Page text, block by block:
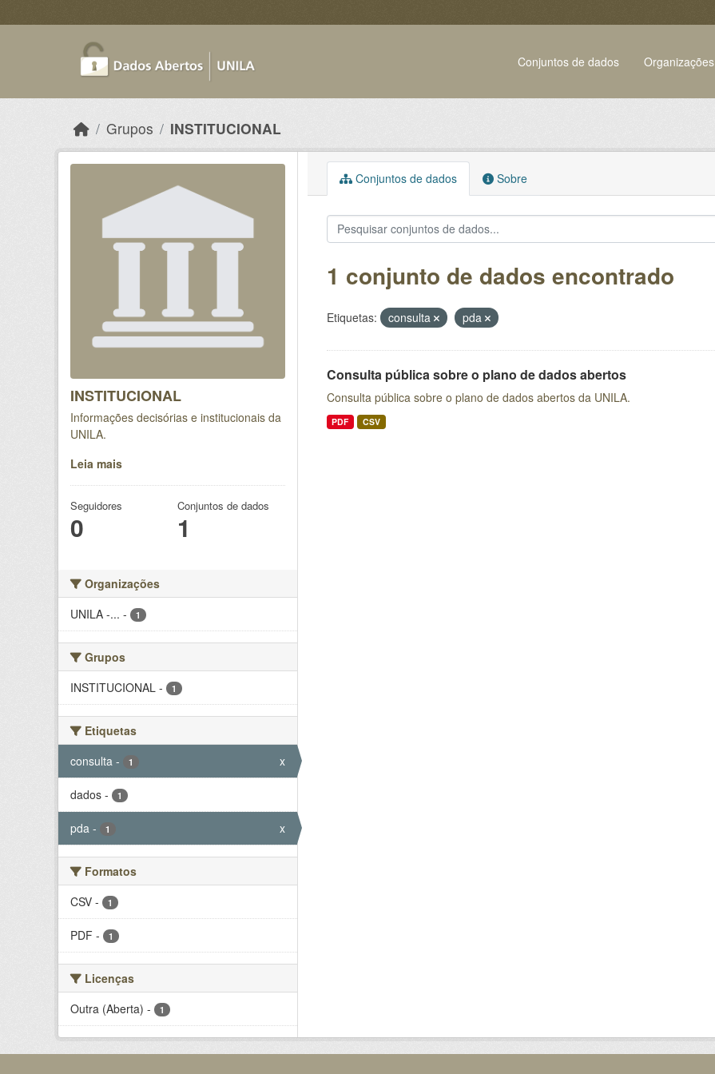
Conjuntos de dados Organizações
Grupos INSTITUCIONAL
INSTITUCIONAL
Informações decisórias e institucionais da
UNILA.
Leia mais
Seguidores
0
Conjuntos de dados
1
Organizações
UNILA -... - 1
Grupos
INSTITUCIONAL - 1
Etiquetas
consulta - 1 x
dados - 1
pda - 1 x
Formatos
CSV - 1
PDF - 1
Licenças
Outra (Aberta) - 1
Conjuntos de dados Sobre
1 conjunto de dados encontrado
Etiquetas: consulta pda
Consulta pública sobre o plano de dados abertos
Consulta pública sobre o plano de dados abertos da UNILA.
PDF CSV